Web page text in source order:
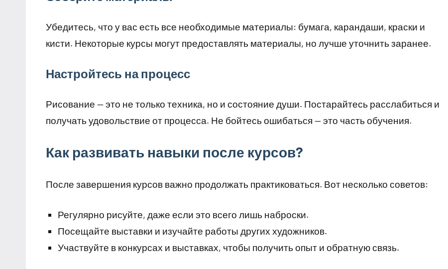
Убедитесь, что у вас есть все необходимые материалы: бумага, карандаши, краски и
кисти. Некоторые курсы могут предоставлять материалы, но лучше уточнить заранее.
Настройтесь на процесс
Рисование — это не только техника, но и состояние души. Постарайтесь расслабиться и
получать удовольствие от процесса. Не бойтесь ошибаться — это часть обучения.
Как развивать навыки после курсов?
После завершения курсов важно продолжать практиковаться. Вот несколько советов:
Регулярно рисуйте, даже если это всего лишь наброски.
Посещайте выставки и изучайте работы других художников.
Участвуйте в конкурсах и выставках, чтобы получить опыт и обратную связь.